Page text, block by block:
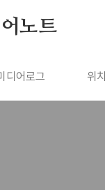
노트
디어로그 위